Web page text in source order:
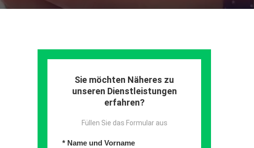
Sie möchten Näheres zu
unseren Dienstleistungen
erfahren?
Füllen Sie das Formular aus
Name und Vorname